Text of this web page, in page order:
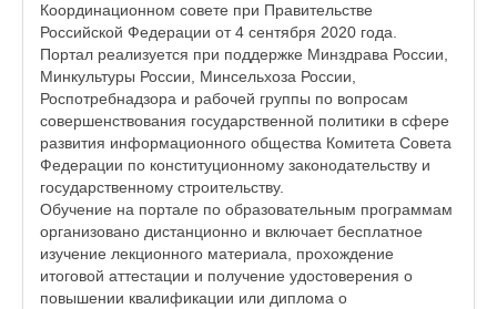
Координационном совете при Правительстве
Российской Федерации от 4 сентября 2020 года.
Портал реализуется при поддержке Минздрава России,
Минкультуры России, Минсельхоза России,
Роспотребнадзора и рабочей группы по вопросам
совершенствования государственной политики в сфере
развития информационного общества Комитета Совета
Федерации по конституционному законодательству и
государственному строительству.
Обучение на портале по образовательным программам
организовано дистанционно и включает бесплатное
изучение лекционного материала, прохождение
итоговой аттестации и получение удостоверения о
повышении квалификации или диплома о